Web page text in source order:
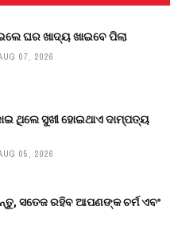
ଘର ଖାଦ୍ୟ ଖାଇବେ ପିଲା
07, 2026
ଥିଲେ ସୁଖୀ ହୋଇଥାଏ ଦାମ୍ପତ୍ୟ
05, 2026
ସତେଜ ରହିବ ଆପଣଙ୍କ ଚର୍ମ ଏବଂ